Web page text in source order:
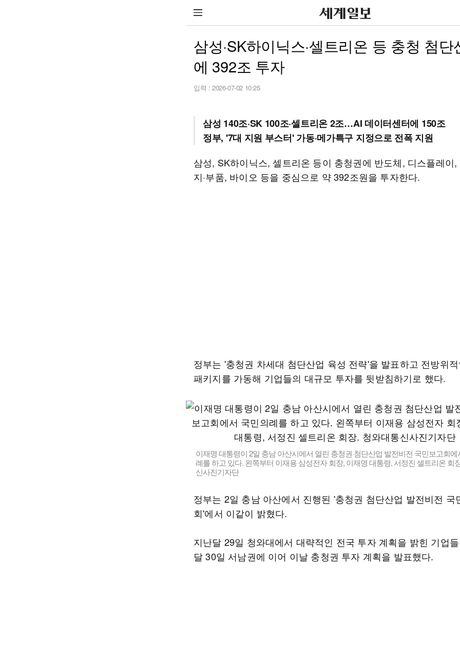
삼성·SK하이닉스·셀트리온 등 충청 첨단
에 392조 투자
입력 : 2026-07-02 10:25
삼성 140조·SK 100조·셀트리온 2조…AI 데이터센터에 150조
정부, '7대 지원 부스터' 가동·메가특구 지정으로 전폭 지원
삼성, SK하이닉스, 셀트리온 등이 충청권에 반도체, 디스플레이,
지·부품, 바이오 등을 중심으로 약 392조원을 투자한다.
정부는 '충청권 차세대 첨단산업 육성 전략'을 발표하고 전방위
패키지를 가동해 기업들의 대규모 투자를 뒷받침하기로 했다.
이재명 대통령이 2일 충남 아산시에서 열린 충청권 첨단산업 발전비전 국민보고회에
례를 하고 있다. 왼쪽부터 이재용 삼성전자 회장, 이재명 대통령, 서정진 셀트리온 회
신사진기자단
정부는 2일 충남 아산에서 진행된 '충청권 첨단산업 발전비전 국
회'에서 이같이 밝혔다.
지난달 29일 청와대에서 대략적인 전국 투자 계획을 밝힌 기업
달 30일 서남권에 이어 이날 충청권 투자 계획을 발표했다.